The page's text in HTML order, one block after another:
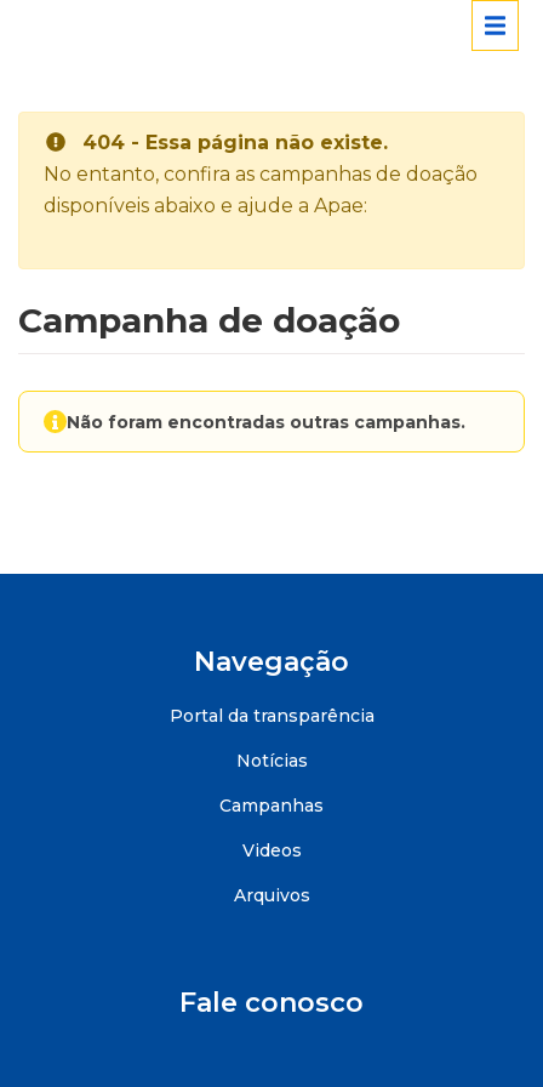
404 - Essa página não existe.
No entanto, confira as campanhas de doação
disponíveis abaixo e ajude a Apae:
Campanha de doação
Não foram encontradas outras campanhas.
Navegação
Portal da transparência
Notícias
Campanhas
Videos
Arquivos
Fale conosco